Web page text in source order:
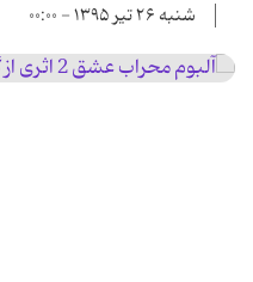
شنبه ۲۶ تیر ۱۳۹۵ - ۰۰:۰۰